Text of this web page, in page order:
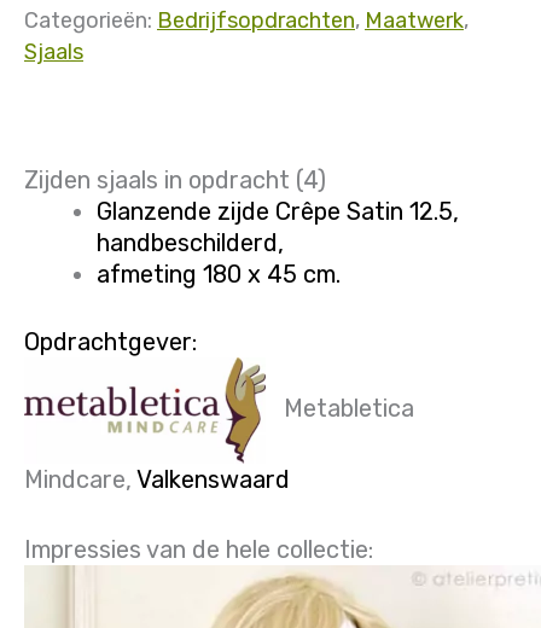
Categorieën: Bedrijfsopdrachten, Maatwerk,
Sjaals
Zijden sjaals in opdracht (4)
Glanzende zijde Crêpe Satin 12.5,
handbeschilderd,
afmeting 180 x 45 cm.
Opdrachtgever:
Metabletica
Mindcare, Valkenswaard
Impressies van de hele collectie: